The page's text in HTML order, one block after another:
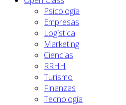
Psicología
Empresas
Logística
Marketing
Ciencias
RRHH
Turismo
Finanzas
Tecnología